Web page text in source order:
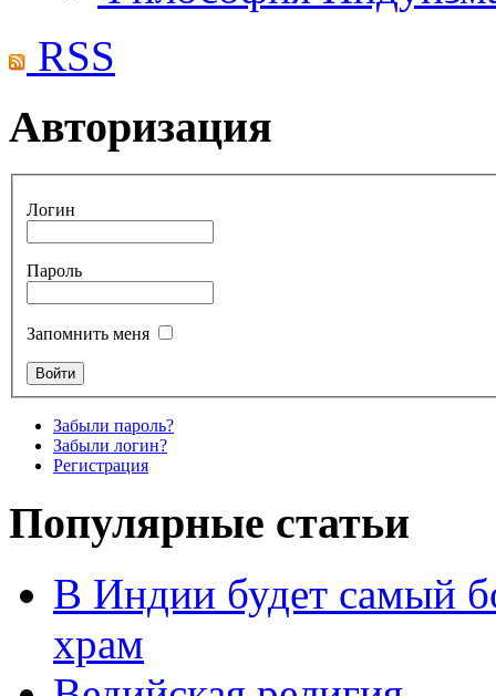
RSS
Авторизация
Логин
Пароль
Запомнить меня
Забыли пароль?
Забыли логин?
Регистрация
Популярные статьи
В Индии будет самый
храм